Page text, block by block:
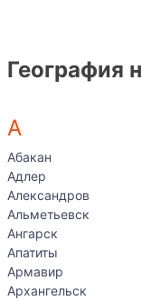
География
А
Абакан
Адлер
Александров
Альметьевск
Ангарск
Апатиты
Армавир
Архангельск